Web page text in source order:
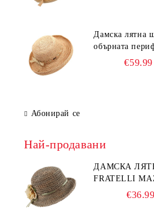
Дамска лятна
обърната
Fratelli €59.99
Абонирай се
Най-продавани
ДАМСКА
FRATELLI
НАТУРАЛЕН/
€36.99